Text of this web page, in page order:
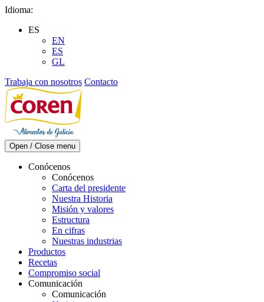
Skip
content
Idioma:
ES
EN
ES
GL
Trabaja con nosotros Contacto
Open / Close menu
Conócenos
Conócenos
Carta del presidente
Nuestra Historia
Misión y valores
Estructura
En cifras
Nuestras industrias
Productos
Recetas
Compromiso social
Comunicación
Comunicación